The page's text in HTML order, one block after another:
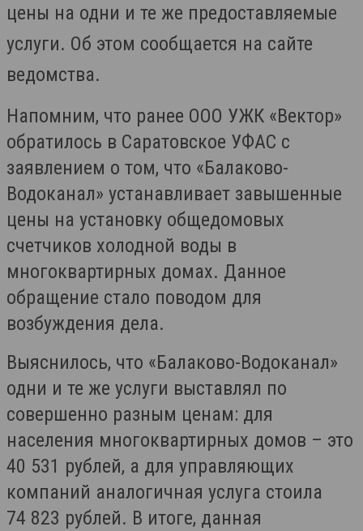
цены на одни и те же предоставляемые
услуги. Об этом сообщается на сайте
ведомства.
Напомним, что ранее ООО УЖК «Вектор»
обратилось в Саратовское УФАС с
заявлением о том, что «Балаково-
Водоканал» устанавливает завышенные
цены на установку общедомовых
счетчиков холодной воды в
многоквартирных домах. Данное
обращение стало поводом для
возбуждения дела.
Выяснилось, что «Балаково-Водоканал»
одни и те же услуги выставлял по
совершенно разным ценам: для
населения многоквартирных домов – это
40 531 рублей, а для управляющих
компаний аналогичная услуга стоила
74 823 рублей. В итоге, данная